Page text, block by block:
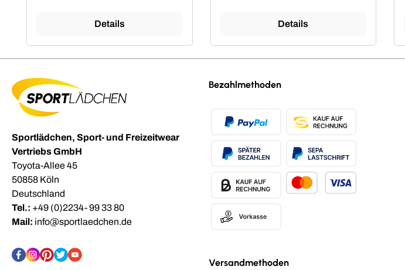
Details Details
Sportlädchen, Sport- und Freizeitwear
Vertriebs GmbH
Toyota-Allee 45
50858 Köln
Deutschland
Tel.: +49 (0)2234- 99 33 80
Mail: info@sportlaedchen.de
Bezahlmethoden
Versandmethoden